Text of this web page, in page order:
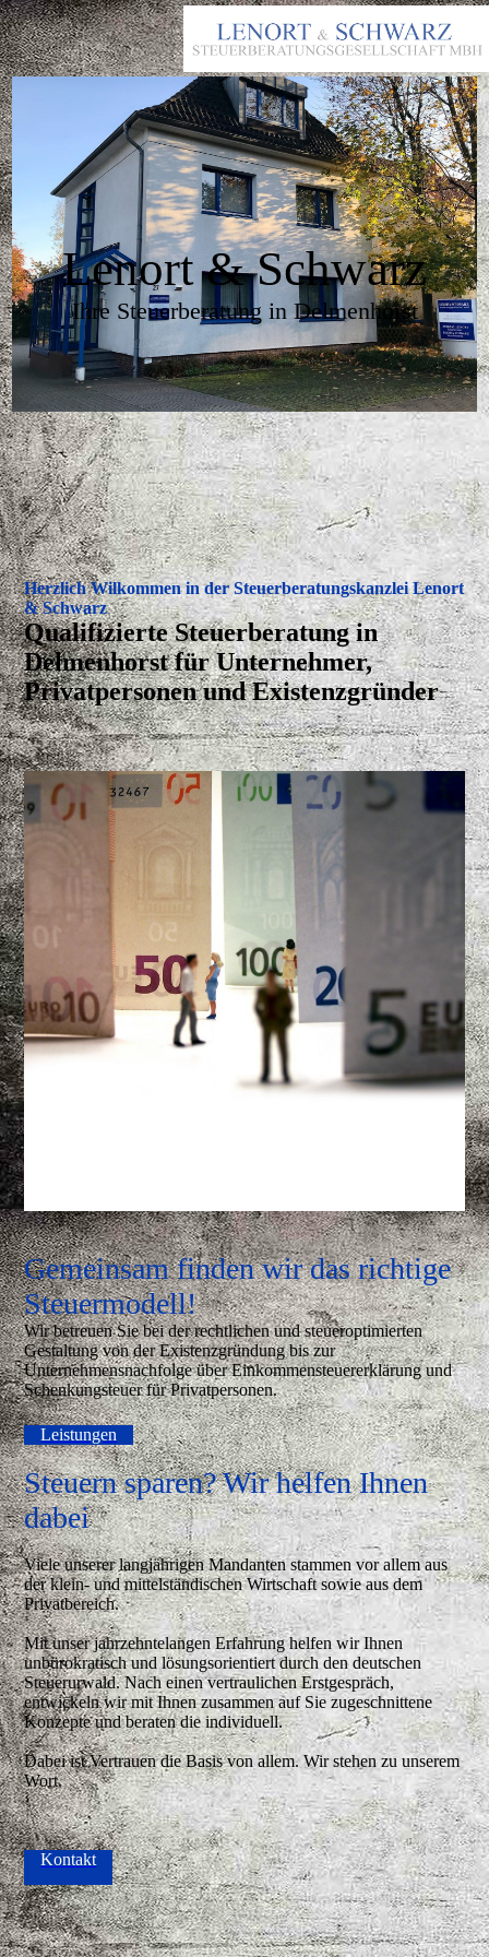
Lenort & Schwarz
Ihre Steuerberatung in Delmenhorst
Herzlich Wilkommen in der Steuerberatungskanzlei Lenort
& Schwarz
Qualifizierte Steuerberatung in
Delmenhorst für Unternehmer,
Privatpersonen und Existenzgründer
Gemeinsam finden wir das richtige
Steuermodell!
Wir betreuen Sie bei der rechtlichen und steueroptimierten
Gestaltung von der Existenzgründung bis zur
Unternehmensnachfolge über Einkommensteuererklärung und
Schenkungsteuer für Privatpersonen.
Leistungen
Steuern sparen? Wir helfen Ihnen
dabei
Viele unserer langjährigen Mandanten stammen vor allem aus
der klein- und mittelständischen Wirtschaft sowie aus dem
Privatbereich.
Mit unser jahrzehntelangen Erfahrung helfen wir Ihnen
unbürokratisch und lösungsorientiert durch den deutschen
Steuerurwald. Nach einen vertraulichen Erstgespräch,
entwickeln wir mit Ihnen zusammen auf Sie zugeschnittene
Konzepte und beraten die individuell.
Dabei ist Vertrauen die Basis von allem. Wir stehen zu unserem
Wort.
Kontakt